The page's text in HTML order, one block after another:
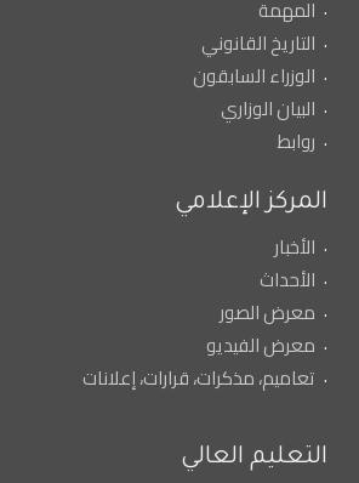
المهمة
التاريخ القانوني
الوزراء السابقون
البيان الوزاري
روابط
المركز الإعلامي
الأخبار
الأحداث
معرض الصور
معرض الفيديو
تعاميم، مذكرات، قرارات، إعلانات
التعليم العالي